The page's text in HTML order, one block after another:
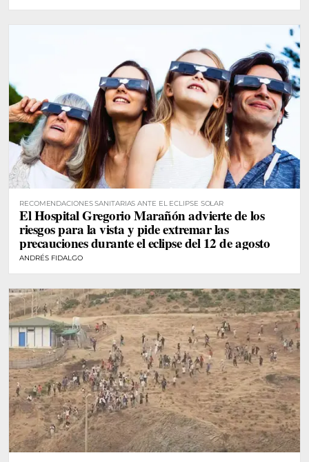
RECOMENDACIONES SANITARIAS ANTE EL ECLIPSE SOLAR
El Hospital Gregorio Marañón advierte de los
riesgos para la vista y pide extremar las
precauciones durante el eclipse del 12 de agosto
ANDRÉS FIDALGO